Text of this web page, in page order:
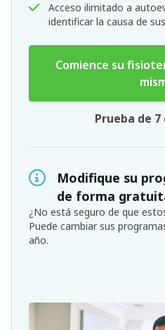
Acceso ilimitado a
identificar la causa de
Comience su
Prueba de 7
Modifique su
de forma
¿No está seguro de que
Puede cambiar sus
año.